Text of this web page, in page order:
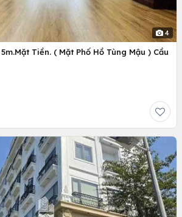
4
Tiền. ( Mặt Phố Hồ Tùng Mậu ) Cầu